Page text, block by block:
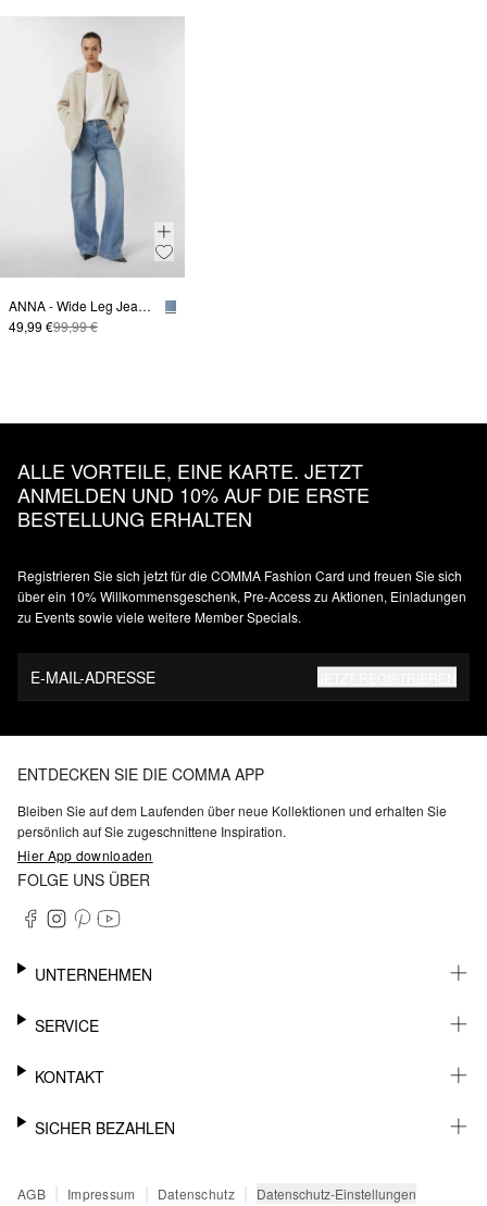
ANNA - Wide Leg Jeans mit vorverlegter Naht
49,99 €99,99 €
ALLE VORTEILE, EINE KARTE. JETZT
ANMELDEN UND 10% AUF DIE ERSTE
BESTELLUNG ERHALTEN
Registrieren Sie sich jetzt für die COMMA Fashion Card und freuen Sie sich
über ein 10% Willkommensgeschenk, Pre-Access zu Aktionen, Einladungen
zu Events sowie viele weitere Member Specials.
E-MAIL-ADRESSE
ENTDECKEN SIE DIE COMMA APP
Bleiben Sie auf dem Laufenden über neue Kollektionen und erhalten Sie
persönlich auf Sie zugeschnittene Inspiration.
Hier App downloaden
FOLGE UNS ÜBER
UNTERNEHMEN
KARRIERE
BARRIEREFREIHEIT
SERVICE
WHATSAPP
MEIN KONTO
SENDUNGSVERFOLGUNG
KONTAKT
SUPPORT
SICHER BEZAHLEN
PAYPAL
AGB | Impressum | Datenschutz | Datenschutz-Einstellungen